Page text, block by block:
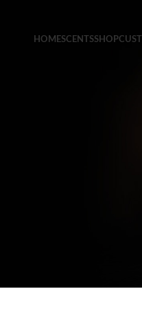
HOMESCENTSSHOP